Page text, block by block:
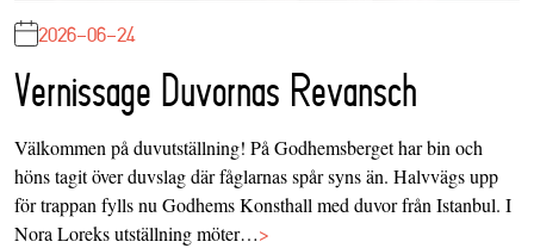
2026-06-24
Vernissage Duvornas Revansch
Välkommen på duvutställning! På Godhemsberget har bin och
höns tagit över duvslag där fåglarnas spår syns än. Halvvägs upp
för trappan fylls nu Godhems Konsthall med duvor från Istanbul. I
Nora Loreks utställning möter…>